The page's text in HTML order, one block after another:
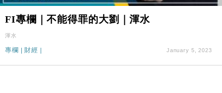
FI專欄｜不能得罪的大劉｜渾水
渾水
專欄 | 財經 | January 5, 2023